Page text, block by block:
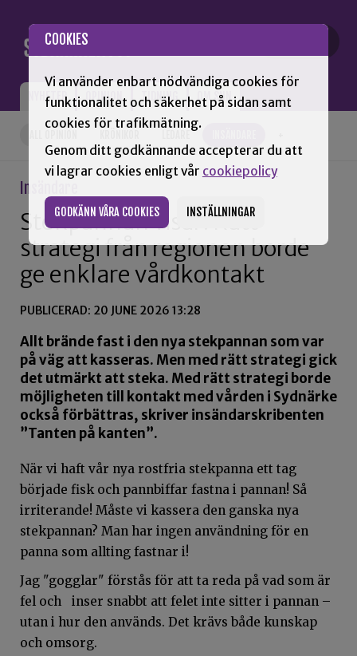
COOKIES
Vi använder enbart nödvändiga cookies för
funktionalitet och säkerhet på sidan samt
cookies för trafikmätning.
Genom ditt godkännande accepterar du att
vi lagrar cookies enligt vår cookiepolicy
GODKÄNN VÅRA COOKIES INSTÄLLNINGAR
NYHETER OPINION TIDNING OM SNN
Insändare
Stekpannan visar: Rätt
strategi från regionen borde
ge enklare vårdkontakt
PUBLICERAD: 20 JUNE 2026 13:28
Allt brände fast i den nya stekpannan som var
på väg att kasseras. Men med rätt strategi gick
det utmärkt att steka. Med rätt strategi borde
möjligheten till kontakt med vården i Sydnärke
också förbättras, skriver insändarskribenten
”Tanten på kanten”.
När vi haft vår nya rostfria stekpanna ett tag
började fisk och pannbiffar fastna i pannan! Så
irriterande! Måste vi kassera den ganska nya
stekpannan? Man har ingen användning för en
panna som allting fastnar i!
Jag "gogglar" förstås för att ta reda på vad som är
fel och inser snabbt att felet inte sitter i pannan –
utan i hur den används. Det krävs både kunskap
och omsorg.